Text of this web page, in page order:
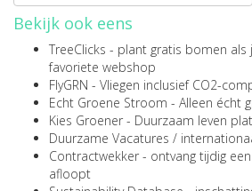
Bekijk ook eens
TreeClicks - plant gratis bomen als
favoriete webshop
FlyGRN - Vliegen inclusief CO2-
Echt Groene Stroom - Alleen écht
Kies Groener - Duurzaam leven
Duurzame Vacatures /
Contractwekker - ontvang tijdig
afloopt